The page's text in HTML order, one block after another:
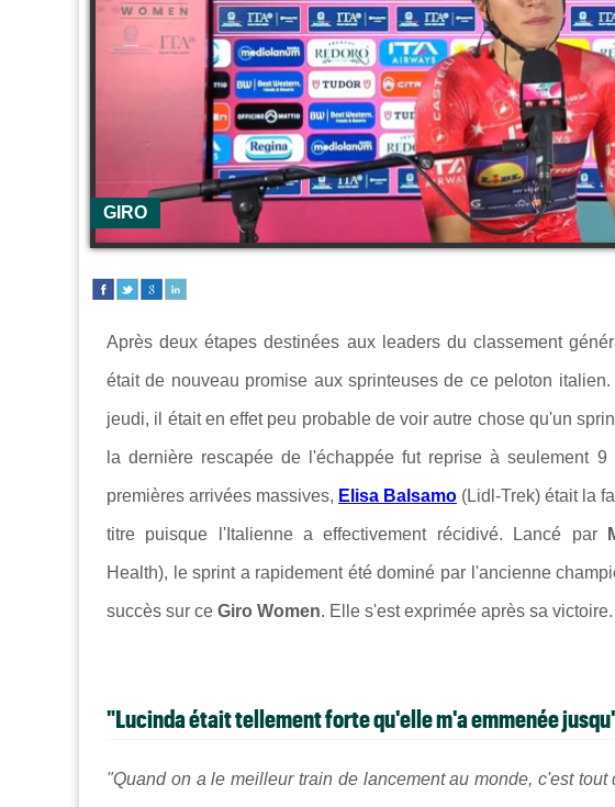
GIRO
Après deux étapes destinées aux leaders du classement
était de nouveau promise aux sprinteuses de ce peloton
jeudi, il était en effet peu probable de voir autre chose qu'un
la dernière rescapée de l'échappée fut reprise à seulement
premières arrivées massives, Elisa Balsamo (Lidl-Trek) était la
titre puisque l'Italienne a effectivement récidivé. Lancé par
Health), le sprint a rapidement été dominé par l'ancienne
succès sur ce Giro Women. Elle s'est exprimée après sa victoire.
"Lucinda était tellement forte qu'elle m'a emmenée
"Quand on a le meilleur train de lancement au monde, c'est